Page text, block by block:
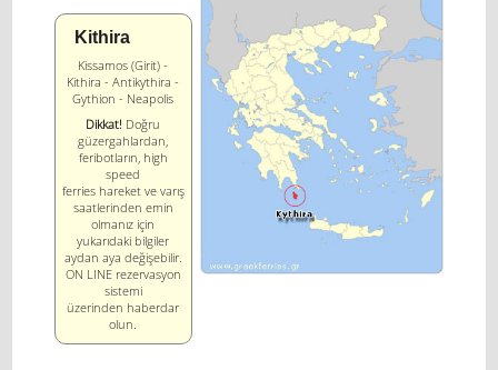
Κithira
Kissamos (Girit) -
Κithira - Antikythira -
Gythion - Neapolis
Dikkat! Doğru
güzergahlardan,
feribotların, high
speed
ferries hareket ve varış
saatlerinden emin
olmanız için
yukarıdaki bilgiler
aydan aya değişebilir.
ON LINE rezervasyon
sistemi
üzerinden haberdar
olun.